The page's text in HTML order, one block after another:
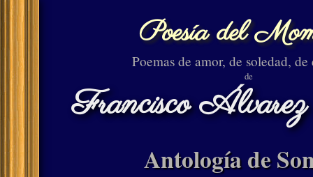
Poesía del
Poemas de amor, de soledad, de
de
Francisco
Antología de